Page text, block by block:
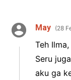
May 28
Teh
Seru
aku ga